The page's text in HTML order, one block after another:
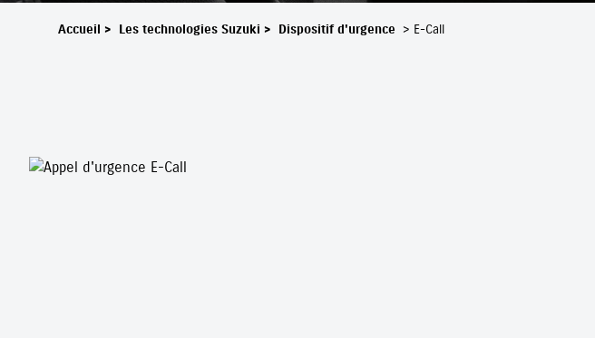
Accueil > Les technologies Suzuki > Dispositif d'urgence > E-Call